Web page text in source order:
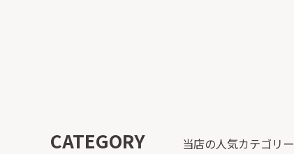
CATEGORY 当店の人気カテゴリー